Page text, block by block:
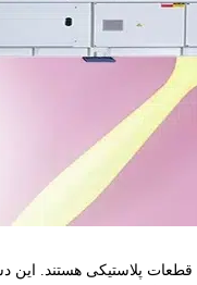
پلاستیکی هستند. این